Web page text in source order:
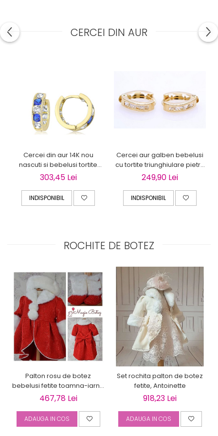
CERCEI DIN AUR
Cercei din aur 14K nou
nascuti si bebelusi tortite
pietre albastre 7mm
303,45 Lei
INDISPONIBIL
Cercei aur galben bebelusi
cu tortite triunghiulare pietre
albe 7mm
249,90 Lei
INDISPONIBIL
ROCHITE DE BOTEZ
Palton rosu de botez
bebelusi fetite toamna-iarna
3 piese, LOVE
467,78 Lei
ADAUGA IN COS
Set rochita palton de botez
fetite, Antoinette
918,23 Lei
ADAUGA IN COS